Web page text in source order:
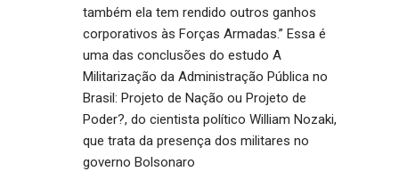
também ela tem rendido outros ganhos
corporativos às Forças Armadas.” Essa é
uma das conclusões do estudo A
Militarização da Administração Pública no
Brasil: Projeto de Nação ou Projeto de
Poder?, do cientista político William Nozaki,
que trata da presença dos militares no
governo Bolsonaro